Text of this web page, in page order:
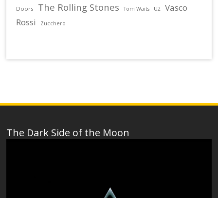
Doors
The Rolling Stones Tom Waits U2
Vasco
Rossi
Zucchero
The Dark Side of the Moon